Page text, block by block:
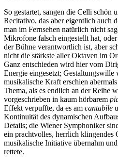
So gestartet, sangen die Celli schön
Recitativo, das aber eigentlich auch
man im Fernsehen natürlich nicht
Mikrofone falsch eingestellt hat,
der Bühne verantwortlich ist, aber
nicht die stärkste aller Oktaven im
Ganz entschieden wird hier vom
Energie eingesetzt; Gestaltungswille
musikalische Kraft erschien
Thema, als es endlich an der Reihe
vorgeschrieben in kaum hörbarem
Effekt verpuffte, da es am cantabile
Kontinuität des dynamischen
Details; die Wiener Symphoniker
ein prachtvolles, herrlich klingendes
musikalische Initiative übernahm
rettete.